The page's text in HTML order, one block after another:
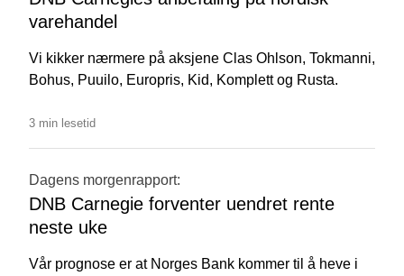
varehandel
Vi kikker nærmere på aksjene Clas Ohlson, Tokmanni,
Bohus, Puuilo, Europris, Kid, Komplett og Rusta.
3 min lesetid
Dagens morgenrapport:
DNB Carnegie forventer uendret rente
neste uke
Vår prognose er at Norges Bank kommer til å heve i